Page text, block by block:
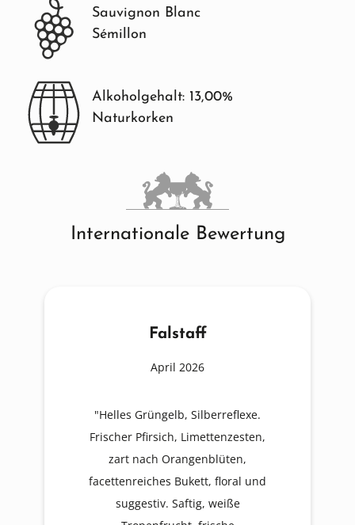
Sauvignon Blanc
Sémillon
Alkoholgehalt: 13,00%
Naturkorken
Internationale Bewertung
Falstaff
April 2026
"Helles Grüngelb, Silberreflexe.
Frischer Pfirsich, Limettenzesten,
zart nach Orangenblüten,
facettenreiches Bukett, floral und
suggestiv. Saftig, weiße